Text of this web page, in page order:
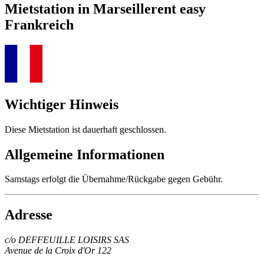
Mietstation in Marseillerent easy
Frankreich
Wichtiger Hinweis
Diese Mietstation ist dauerhaft geschlossen.
Allgemeine Informationen
Samstags erfolgt die Übernahme/Rückgabe gegen Gebühr.
Adresse
c/o DEFFEUILLE LOISIRS SAS
Avenue de la Croix d'Or 122